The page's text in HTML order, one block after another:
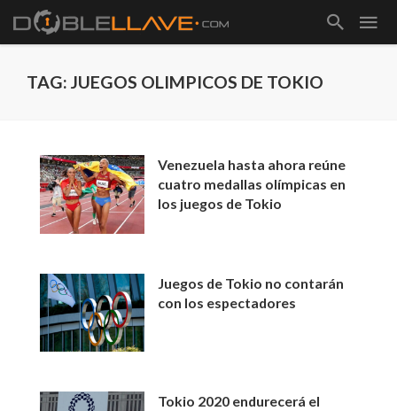
TAG: JUEGOS OLIMPICOS DE TOKIO
Venezuela hasta ahora reúne
cuatro medallas olímpicas en
los juegos de Tokio
Juegos de Tokio no contarán
con los espectadores
Tokio 2020 endurecerá el